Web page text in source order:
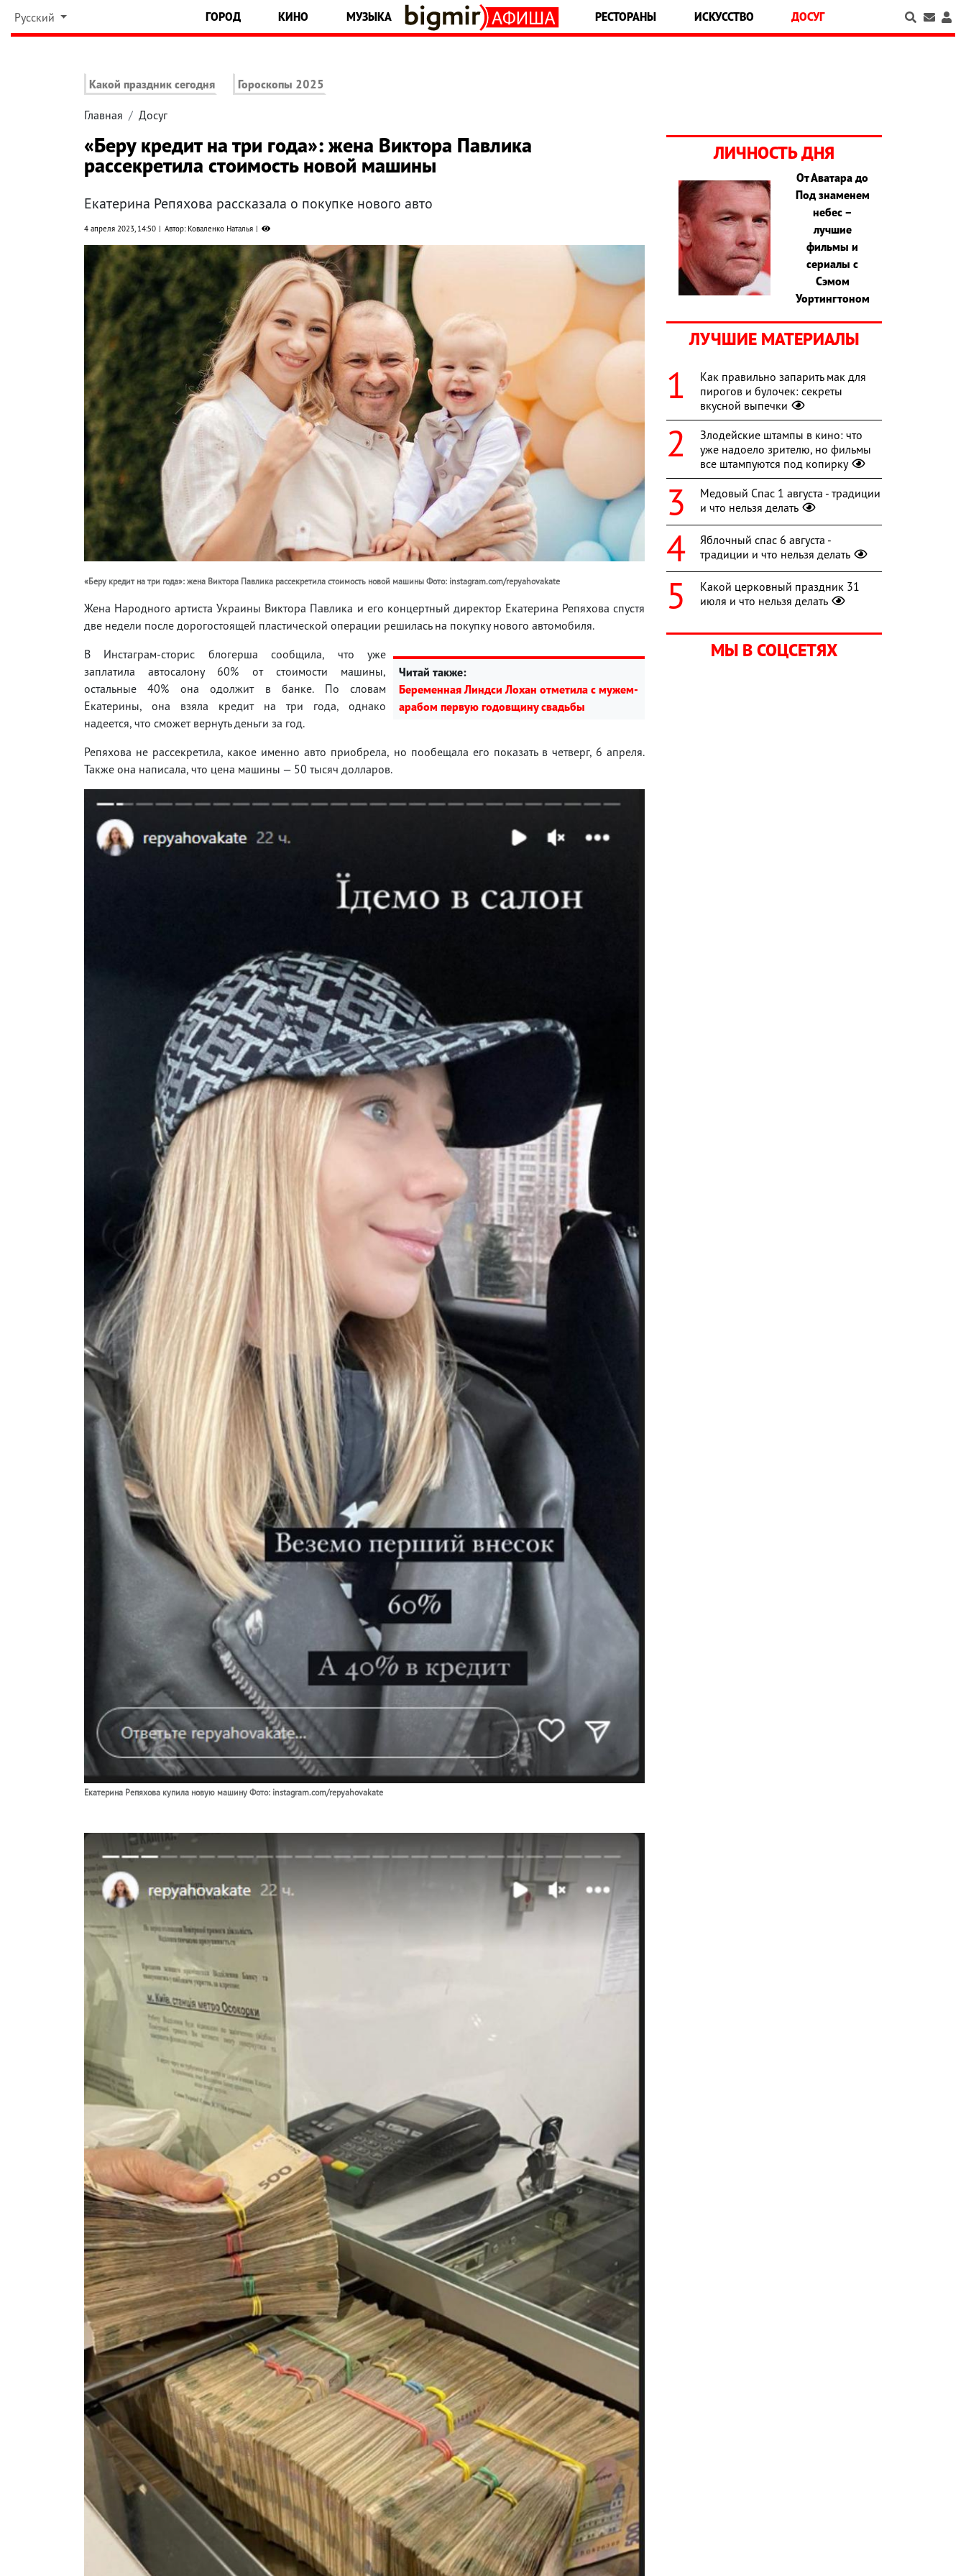
Русский ГОРОД КИНО МУЗЫКА РЕСТОРАНЫ ИСКУССТВО ДОСУГ
Какой праздник сегодня Гороскопы 2025
Главная Досуг
«Беру кредит на три года»: жена Виктора Павлика
рассекретила стоимость новой машины
Екатерина Репяхова рассказала о покупке нового авто
4 апреля 2023, 14:50 Автор: Коваленко Наталья
«Беру кредит на три года»: жена Виктора Павлика рассекретила стоимость новой машины Фото: instagram.com/repyahovakate
Жена Народного артиста Украины Виктора Павлика и его концертный директор Екатерина Репяхова спустя
две недели после дорогостоящей пластической операции решилась на покупку нового автомобиля.
Читай также:
Беременная Линдси Лохан отметила с мужем-
арабом первую годовщину свадьбы
В Инстаграм-сторис блогерша сообщила, что уже
заплатила автосалону 60% от стоимости машины,
остальные 40% она одолжит в банке. По словам
Екатерины, она взяла кредит на три года, однако
надеется, что сможет вернуть деньги за год.
Репяхова не рассекретила, какое именно авто приобрела, но пообещала его показать в четверг, 6 апреля.
Также она написала, что цена машины — 50 тысяч долларов.
Екатерина Репяхова купила новую машину Фото: instagram.com/repyahovakate
ЛИЧНОСТЬ ДНЯ
От Аватара до
Под знаменем
небес –
лучшие
фильмы и
сериалы с
Сэмом
Уортингтоном
ЛУЧШИЕ МАТЕРИАЛЫ
Как правильно запарить мак для
пирогов и булочек: секреты
вкусной выпечки
Злодейские штампы в кино: что
уже надоело зрителю, но фильмы
все штампуются под копирку
Медовый Спас 1 августа - традиции
и что нельзя делать
Яблочный спас 6 августа -
традиции и что нельзя делать
Какой церковный праздник 31
июля и что нельзя делать
МЫ В СОЦСЕТЯХ